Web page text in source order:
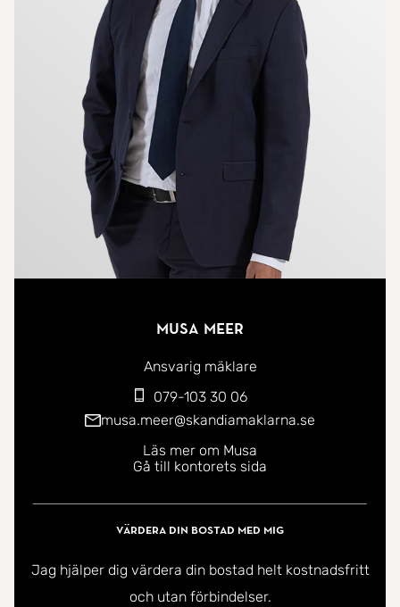
Musa Meer
Ansvarig mäklare
079-103 30 06
musa.meer@skandiamaklarna.se
Läs mer om Musa
Gå till kontorets sida
Värdera din bostad med mig
Jag hjälper dig värdera din bostad helt kostnadsfritt
och utan förbindelser.